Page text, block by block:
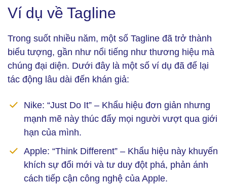
Ví dụ về Tagline
Trong suốt nhiều năm, một số Tagline đã trở thành
biểu tượng, gần như nổi tiếng như thương hiệu mà
chúng đại diện. Dưới đây là một số ví dụ đã để lại
tác động lâu dài đến khán giả:
Nike: “Just Do It” – Khẩu hiệu đơn giản nhưng
mạnh mẽ này thúc đẩy mọi người vượt qua giới
hạn của mình.
Apple: “Think Different” – Khẩu hiệu này khuyến
khích sự đổi mới và tư duy đột phá, phản ánh
cách tiếp cận công nghệ của Apple.